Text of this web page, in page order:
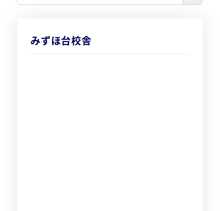
みずほ台校舎